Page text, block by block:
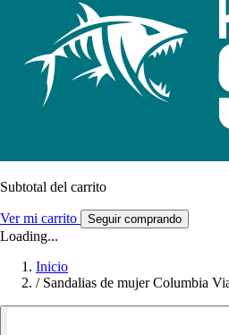
Subtotal del carrito
Ver mi carrito Seguir comprando
Loading...
Inicio
/ Sandalias de mujer Columbia